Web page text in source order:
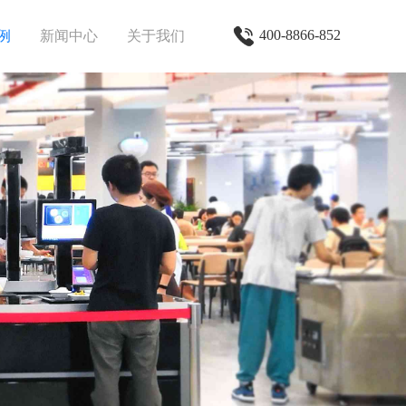
新闻中心 关于我们 400-8866-852